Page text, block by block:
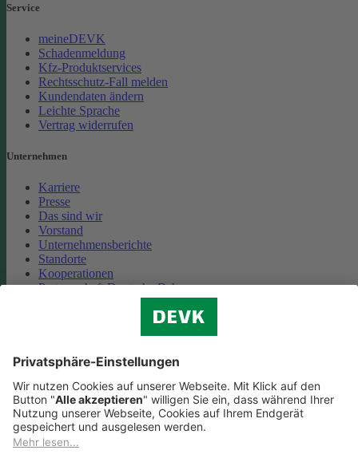
Service
meineDEVK
Schadenmeldung
Kfz-Produktservices
Rechtsschutz-Fall melden
Kundendaten ändern
Leichte Sprache
Vertrag widerrufen
Unternehmen
Karriere
Presse
Das sind wir
Vorstand
Unternehmensberichte
Standorte
Kooperationen
Partnerschaft Deutsche Bahn
Cookie-Einstellungen
Datenschutz
Impressum